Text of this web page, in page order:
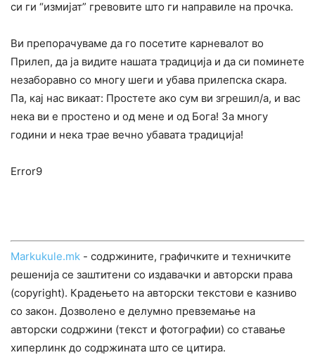
си ги “измијат” гревовите што ги направиле на прочка.
Ви препорачуваме да го посетите карневалот во
Прилеп, да ја видите нашата традиција и да си поминете
незаборавно со многу шеги и убава прилепска скара.
Па, кај нас викаат: Простете ако сум ви згрешил/а, и вас
нека ви е простено и од мене и од Бога! За многу
години и нека трае вечно убавата традиција!
Error9
Markukule.mk - содржините, графичките и техничките
решенија се заштитени со издавачки и авторски права
(copyright). Крадењето на авторски текстови е казниво
со закон. Дозволено е делумно превземање на
авторски содржини (текст и фотографии) со ставање
хиперлинк до содржината што се цитира.